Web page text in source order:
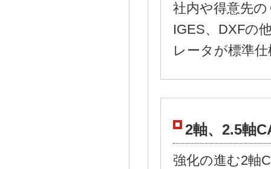
社内や得意先
IGES、DXFの
レータが標準
2軸、2.5軸
強化の進む2軸